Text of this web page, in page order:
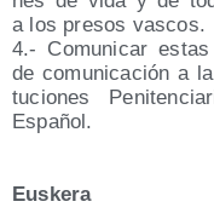
a los pre­sos vascos.
4.- Comu­ni­car
de comu­ni­ca­ción a
tu­cio­nes
Español.
Euskera